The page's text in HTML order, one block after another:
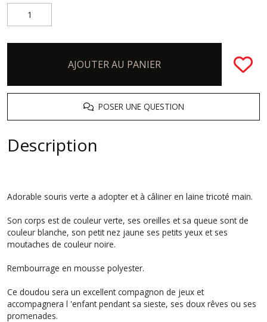
AJOUTER AU PANIER
POSER UNE QUESTION
Description
Adorable souris verte a adopter et à câliner en laine tricoté main.
Son corps est de couleur verte, ses oreilles et sa queue sont de
couleur blanche, son petit nez jaune ses petits yeux et ses
moutaches de couleur noire.
Rembourrage en mousse polyester.
Ce doudou sera un excellent compagnon de jeux et
accompagnera l 'enfant pendant sa sieste, ses doux rêves ou ses
promenades.